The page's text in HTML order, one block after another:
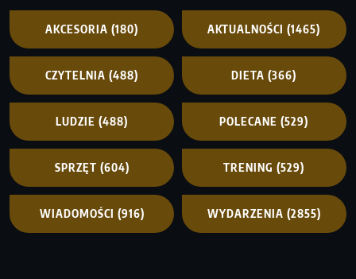
AKCESORIA (180) AKTUALNOŚCI (1465)
CZYTELNIA (488) DIETA (366)
LUDZIE (488) POLECANE (529)
SPRZĘT (604) TRENING (529)
WIADOMOŚCI (916) WYDARZENIA (2855)